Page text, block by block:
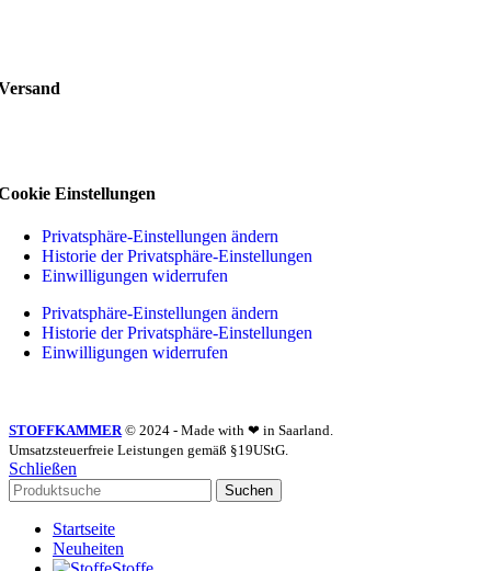
Einstellungen
Privatsphäre-Einstellungen ändern
Historie der Privatsphäre-Einstellungen
Einwilligungen widerrufen
Privatsphäre-Einstellungen ändern
Historie der Privatsphäre-Einstellungen
Einwilligungen widerrufen
STOFFKAMMER© 2024 - Made with ❤ in Saarland.
Umsatzsteuerfreie Leistungen gemäß §19UStG.
Schließen
Suchen
Startseite
Neuheiten